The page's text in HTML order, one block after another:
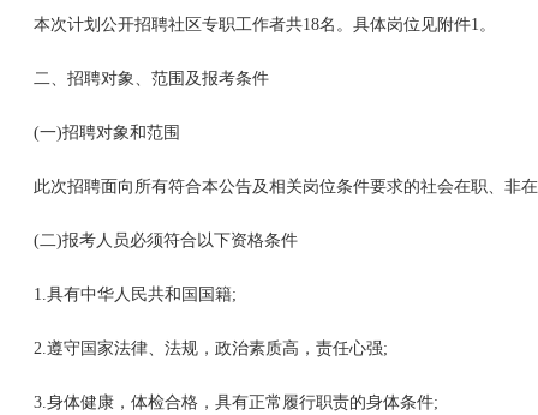
本次计划公开招聘社区专职工作者共18名。具体岗位见附件1。
二、招聘对象、范围及报考条件
(一)招聘对象和范围
此次招聘面向所有符合本公告及相关岗位条件要求的社会在职、非
(二)报考人员必须符合以下资格条件
1.具有中华人民共和国国籍;
2.遵守国家法律、法规，政治素质高，责任心强;
3.身体健康，体检合格，具有正常履行职责的身体条件;